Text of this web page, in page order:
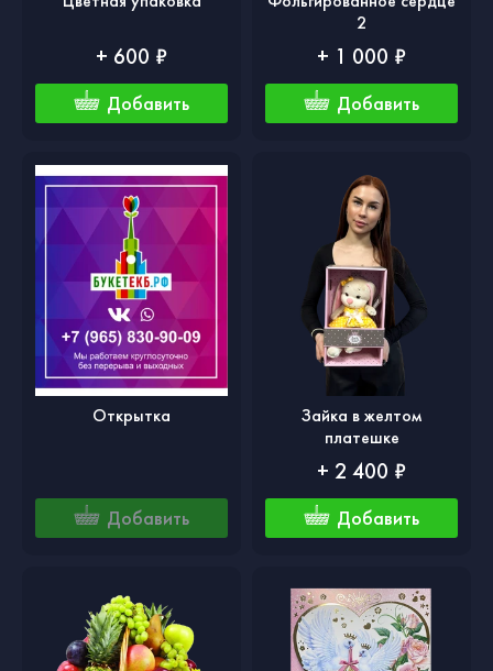
+ 600 ₽
Добавить
2
+ 1 000 ₽
Добавить
Открытка
Добавить
Зайка в желтом
платешке
+ 2 400 ₽
Добавить